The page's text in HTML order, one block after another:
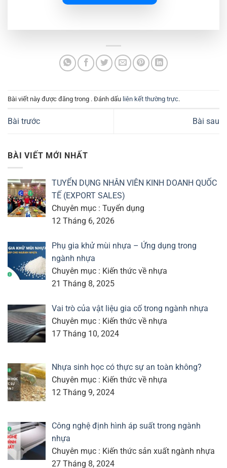
Bài viết này được đăng trong . Đánh dấu liên kết thường trực.
Bài trước Bài sau
BÀI VIẾT MỚI NHẤT
TUYỂN DỤNG NHÂN VIÊN KINH DOANH QUỐC
TẾ (EXPORT SALES)
Chuyên mục : Tuyển dụng
12 Tháng 6, 2026
Phụ gia khử mùi nhựa – Ứng dụng trong
ngành nhựa
Chuyên mục : Kiến thức về nhựa
21 Tháng 8, 2025
Vai trò của vật liệu gia cố trong ngành nhựa
Chuyên mục : Kiến thức về nhựa
17 Tháng 10, 2024
Nhựa sinh học có thực sự an toàn không?
Chuyên mục : Kiến thức về nhựa
12 Tháng 9, 2024
Công nghệ định hình áp suất trong ngành
nhựa
Chuyên mục : Kiến thức sản xuất ngành nhựa
27 Tháng 8, 2024